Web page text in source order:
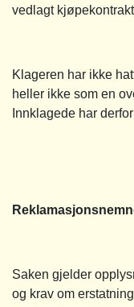
vedlagt
Klageren har ikke
heller ikke som en
Innklagede har
Saken gjelder
og krav om